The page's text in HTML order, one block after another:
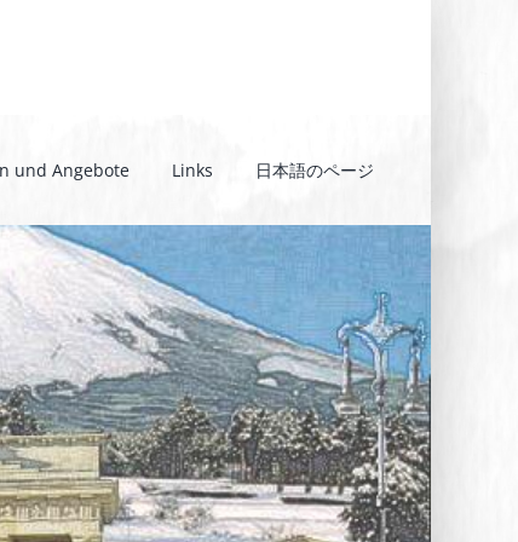
und Angebote Links 日本語のページ